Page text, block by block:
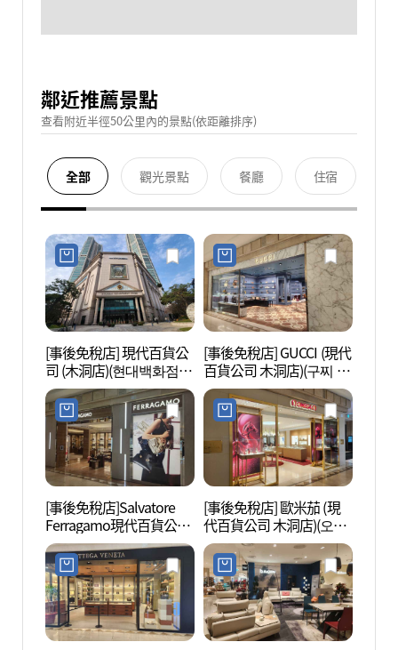
鄰近推薦景點
查看附近半徑50公里內的景點(依距離排序)
全部 觀光景點 餐廳 住宿
[事後免稅店] 現代百貨公
司 (木洞店)(현대백화점
목동점)
[事後免稅店] GUCCI (現代
百貨公司 木洞店)(구찌 현
대백화점 목동점)
[事後免稅店]Salvatore
Ferragamo現代百貨公司
木洞店(살바토레페라가
모 현대백화점 목동점)
[事後免稅店] 歐米茄 (現
代百貨公司 木洞店)(오메
가 현대백화점 목동점)